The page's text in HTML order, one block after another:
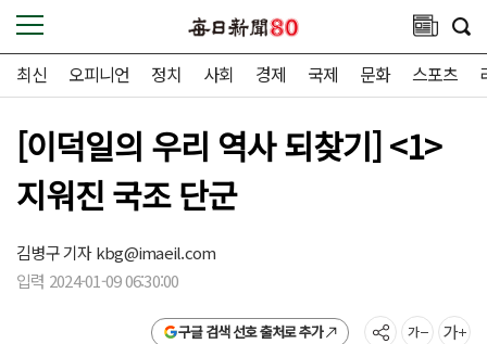
최신 오피니언 정치 사회 경제 국제 문화 스포츠
[이덕일의 우리 역사 되찾기] <1>
지워진 국조 단군
김병구 기자kbg@imaeil.com
입력 2024-01-09 06:30:00
구글 검색 선호 출처로 추가